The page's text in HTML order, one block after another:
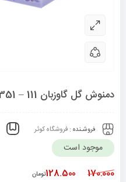
دمنوش گل گاوزبان 111 – 6262934500351
فروشـنده : فروشگاه کوثر
موجود است
170.000
128.500تومان